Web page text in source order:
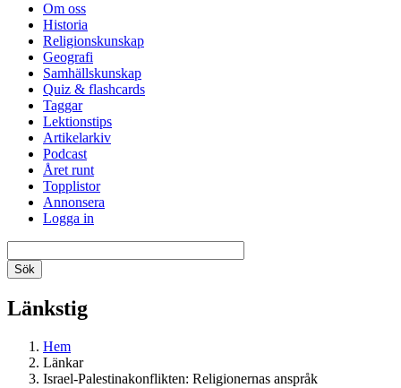
Om oss
Historia
Religionskunskap
Geografi
Samhällskunskap
Quiz & flashcards
Taggar
Lektionstips
Artikelarkiv
Podcast
Året runt
Topplistor
Annonsera
Logga in
Länkstig
Hem
Länkar
Israel-Palestinakonflikten: Religionernas anspråk